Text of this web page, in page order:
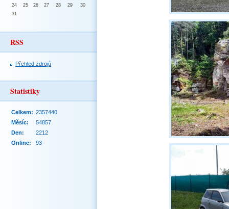
24
25 26 27 28 29
30
31
RSS
Přehled zdrojů
Statistiky
Online: 93
Celkem: 2357440
Měsíc:
54857
Den:
2212